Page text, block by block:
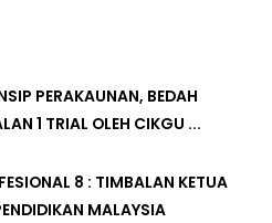
PERAKAUNAN, BEDAH
1 TRIAL OLEH CIKGU ...
8 : TIMBALAN KETUA
MALAYSIA